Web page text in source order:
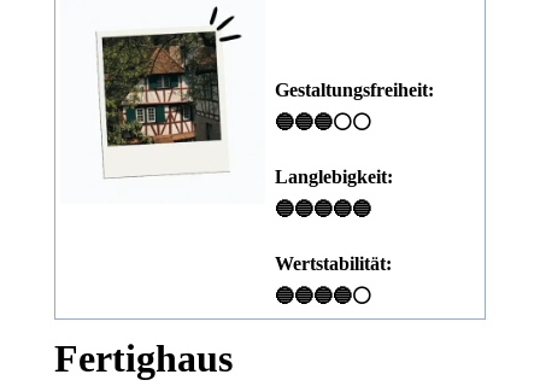
Gestaltungsfreiheit:
🔵🔵🔵⚪⚪
Langlebigkeit:
🔵🔵🔵🔵🔵
Wertstabilität:
🔵🔵🔵🔵⚪
Fertighaus